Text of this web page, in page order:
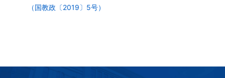
（国教政〔2019〕5号）